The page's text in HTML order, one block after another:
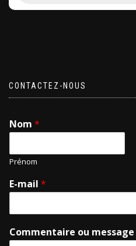
CONTACTEZ-NOUS
Nom *
Prénom
E-mail *
Commentaire ou message